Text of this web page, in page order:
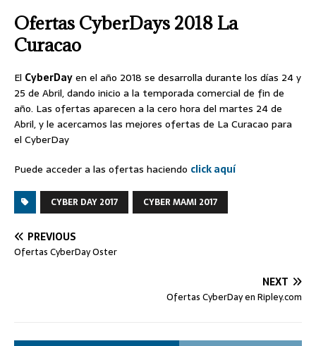
Ofertas CyberDays 2018 La
Curacao
El CyberDayen el año 2018 se desarrolla durante los días 24 y
25 de Abril, dando inicio a la temporada comercial de fin de
año. Las ofertas aparecen a la cero hora del martes 24 de
Abril, y le acercamos las mejores ofertas de La Curacao para
el CyberDay
Puede acceder a las ofertas haciendo click aquí
CYBER DAY 2017 CYBER MAMI 2017
PREVIOUS
Ofertas CyberDay Oster
NEXT
Ofertas CyberDay en Ripley.com